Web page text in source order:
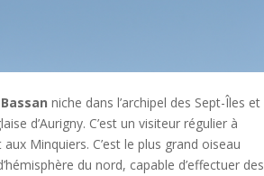
Bassanniche dans l’archipel des Sept-Îles et
d’Aurigny. C’est un visiteur régulier à
aux Minquiers. C’est le plus grand oiseau
du nord, capable d’effectuer des